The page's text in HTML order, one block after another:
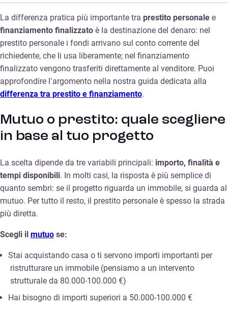
La differenza pratica più importante tra prestito personale e
finanziamento finalizzato è la destinazione del denaro: nel
prestito personale i fondi arrivano sul conto corrente del
richiedente, che li usa liberamente; nel finanziamento
finalizzato vengono trasferiti direttamente al venditore. Puoi
approfondire l’argomento nella nostra guida dedicata alla
differenza tra prestito e finanziamento.
Mutuo o prestito: quale scegliere
in base al tuo progetto
La scelta dipende da tre variabili principali: importo, finalità e
tempi disponibili. In molti casi, la risposta è più semplice di
quanto sembri: se il progetto riguarda un immobile, si guarda al
mutuo. Per tutto il resto, il prestito personale è spesso la strada
più diretta.
Scegli il mutuo se:
Stai acquistando casa o ti servono importi importanti per
ristrutturare un immobile (pensiamo a un intervento
strutturale da 80.000-100.000 €)
Hai bisogno di importi superiori a 50.000-100.000 €